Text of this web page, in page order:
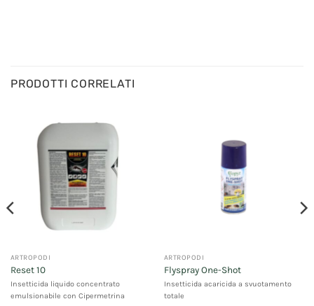
PRODOTTI CORRELATI
ARTROPODI
Reset 10
Insetticida liquido concentrato
emulsionabile con Cipermetrina
ARTROPODI
Flyspray One-Shot
Insetticida acaricida a svuotamento
totale